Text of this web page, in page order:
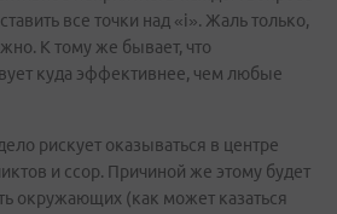
все точки над «i». Жаль только,
К тому же бывает, что
куда эффективнее, чем любые
рискует оказываться в центре
и ссор. Причиной же этому будет
окружающих (как может казаться